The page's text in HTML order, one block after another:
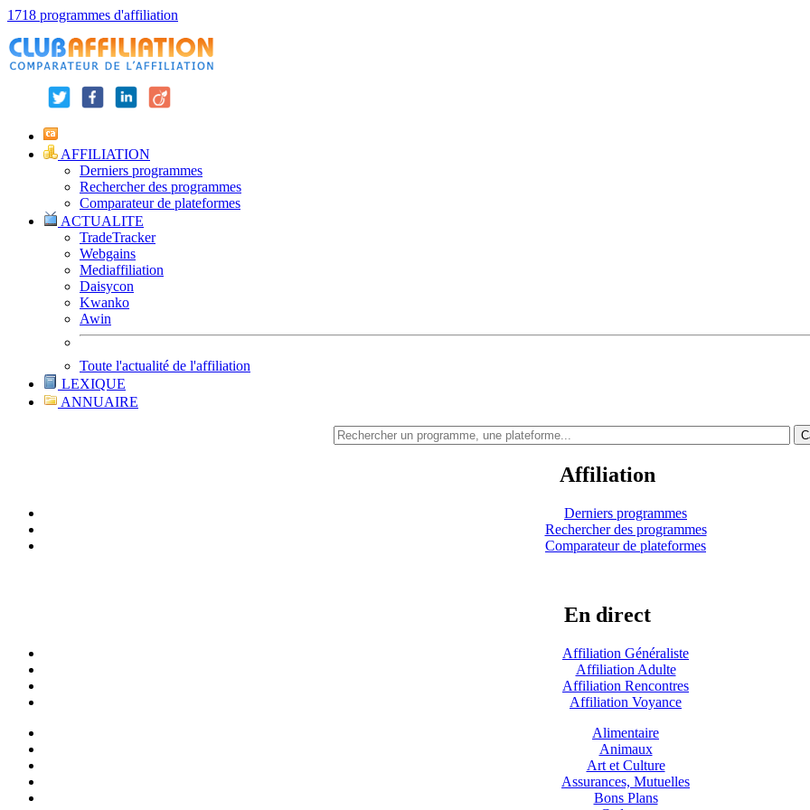
1718 programmes d'affiliation
AFFILIATION
Derniers programmes
Rechercher des programmes
Comparateur de plateformes
ACTUALITE
TradeTracker
Webgains
Mediaffiliation
Daisycon
Kwanko
Awin
Toute l'actualité de l'affiliation
LEXIQUE
ANNUAIRE
Affiliation
Derniers programmes
Rechercher des programmes
Comparateur de plateformes
En direct
Affiliation Généraliste
Affiliation Adulte
Affiliation Rencontres
Affiliation Voyance
Alimentaire
Animaux
Art et Culture
Assurances, Mutuelles
Bons Plans